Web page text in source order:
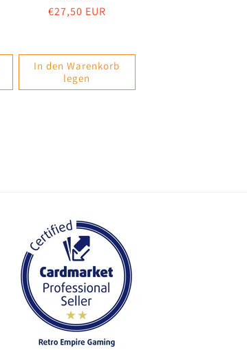
Normaler
€27,50 EUR
In den Warenkorb
legen